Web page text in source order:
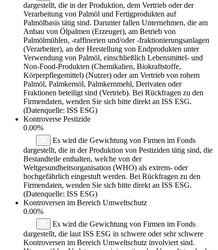
dargestellt, die in der Produktion, dem Vertrieb oder der
Verarbeitung von Palmöl und Fertigprodukten auf
Palmölbasis tätig sind. Darunter fallen Unternehmen, die am
Anbau von Ölpalmen (Erzeuger), am Betrieb von
Palmölmühlen, -raffinerien und/oder -fraktionierungsanlagen
(Verarbeiter), an der Herstellung von Endprodukten unter
Verwendung von Palmöl, einschließlich Lebensmittel- und
Non-Food-Produkten (Chemikalien, Biokraftstoffe,
Körperpflegemittel) (Nutzer) oder am Vertrieb von rohem
Palmöl, Palmkernöl, Palmkernmehl, Derivaten oder
Fraktionen beteiligt sind (Vertrieb). Bei Rückfragen zu den
Firmendaten, wenden Sie sich bitte direkt an ISS ESG.
(Datenquelle: ISS ESG)
Kontroverse Pestizide
0.00%
Es wird die Gewichtung von Firmen im Fonds
dargestellt, die in der Produktion von Pestiziden tätig sind, die
Bestandteile enthalten, welche von der
Weltgesundheitsorganisation (WHO) als extrem- oder
hochgefährlich eingestuft werden. Bei Rückfragen zu den
Firmendaten, wenden Sie sich bitte direkt an ISS ESG.
(Datenquelle: ISS ESG)
Kontroversen im Bereich Umweltschutz
0.00%
Es wird die Gewichtung von Firmen im Fonds
dargestellt, die laut ISS ESG in schwere oder sehr schwere
Kontroversen im Bereich Umweltschutz involviert sind.